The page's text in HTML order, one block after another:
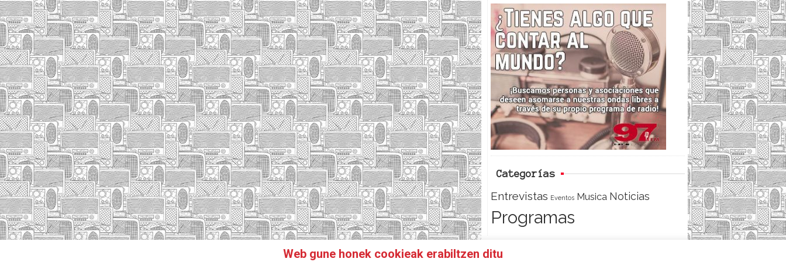
c
e
b
o
o
i
t
t
e
r
e
d
Categorías
Entrevistas Eventos Musica Noticias
Programas
HAZTE SOCI@! FACEBOOK TWITTER CONTACTO
Web gune honek cookieak erabiltzen ditu